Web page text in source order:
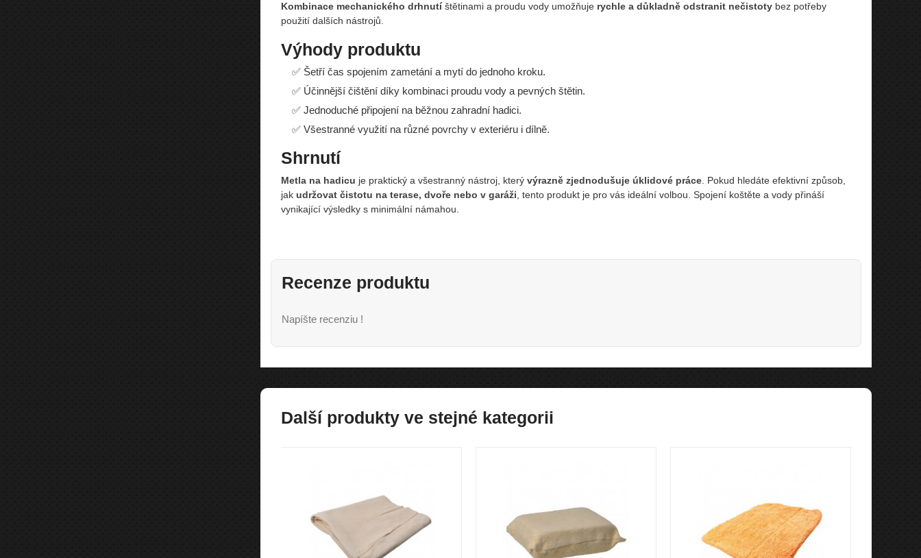
Kombinace mechanického drhnutíštětinami a proudu vody umožňuje rychle a důkladně odstranit nečistotybez potřeby
použití dalších nástrojů.
Výhody produktu
✅ Šetří čas spojením zametání a mytí do jednoho kroku.
✅ Účinnější čištění díky kombinaci proudu vody a pevných štětin.
✅ Jednoduché připojení na běžnou zahradní hadici.
✅ Všestranné využití na různé povrchy v exteriéru i dílně.
Shrnutí
Metla na hadicu je praktický a všestranný nástroj, který výrazně zjednodušuje úklidové práce. Pokud hledáte efektivní způsob,
jak udržovat čistotu na terase, dvoře nebo v garáži , tento produkt je pro vás ideální volbou. Spojení koštěte a vody přináší
vynikající výsledky s minimální námahou.
Recenze produktu
Napíšte recenziu !
Další produkty ve stejné kategorii